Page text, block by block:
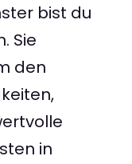
bist du
Sie
den
in